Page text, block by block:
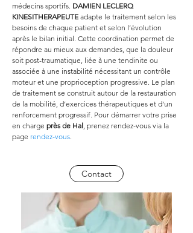
médecins sportifs. DAMIEN LECLERQ
KINESITHERAPEUTE adapte le traitement selon les
besoins de chaque patient et selon l’évolution
après le bilan initial. Cette coordination permet de
répondre au mieux aux demandes, que la douleur
soit post-traumatique, liée à une tendinite ou
associée à une instabilité nécessitant un contrôle
moteur et une proprioception progressive. Le plan
de traitement se construit autour de la restauration
de la mobilité, d’exercices thérapeutiques et d’un
renforcement progressif. Pour démarrer votre prise
en charge près de Hal, prenez rendez-vous via la
page rendez-vous.
Contact